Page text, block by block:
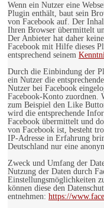
Wenn ein Nutzer eine
Plugin enthält, baut sein
von Facebook auf. Der
Ihren Browser übermittelt
Der Anbieter hat daher
Facebook mit Hilfe dieses
entsprechend seinem
Durch die Einbindung der
ein Nutzer die
Nutzer bei Facebook
Facebook-Konto zuordnen.
zum Beispiel den Like
wird die entsprechende
Facebook übermittelt und
von Facebook ist, besteht
IP-Adresse in Erfahrung
Deutschland nur eine
Zweck und Umfang der
Nutzung der Daten durch
Einstellungsmöglichkeiten
können diese den
entnehmen: https://